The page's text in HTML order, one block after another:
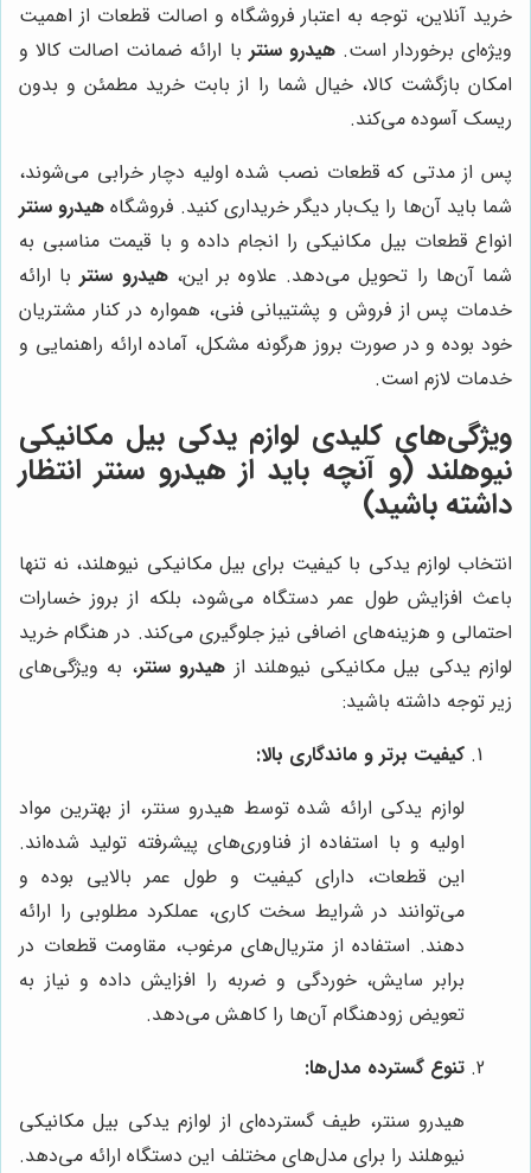
خرید آنلاین، توجه به اعتبار فروشگاه و اصالت قطعات از اهمیت
ویژه‌ای برخوردار است.هیدرو سنتر با ارائه ضمانت اصالت کالا و
امکان بازگشت کالا، خیال شما را از بابت خرید مطمئن و بدون
ریسک آسوده می‌کند.
پس از مدتی که قطعات نصب شده اولیه دچار خرابی می‌شوند،
شما باید آن‌ها را یک‌بار دیگر خریداری کنید. فروشگاه هیدرو سنتر
انواع قطعات بیل مکانیکی را انجام داده و با قیمت مناسبی به
شما آن‌ها را تحویل می‌دهد. علاوه بر این،هیدرو سنتربا ارائه
خدمات پس از فروش و پشتیبانی فنی، همواره در کنار مشتریان
خود بوده و در صورت بروز هرگونه مشکل، آماده ارائه راهنمایی و
خدمات لازم است.
ویژگی‌های کلیدی لوازم یدکی بیل مکانیکی
نیوهلند (و آنچه باید از هیدرو سنتر انتظار
داشته باشید)
انتخاب لوازم یدکی با کیفیت برای بیل مکانیکی نیوهلند، نه تنها
باعث افزایش طول عمر دستگاه می‌شود، بلکه از بروز خسارات
احتمالی و هزینه‌های اضافی نیز جلوگیری می‌کند. در هنگام خرید
لوازم یدکی بیل مکانیکی نیوهلند از هیدرو سنتر، به ویژگی‌های
زیر توجه داشته باشید:
کیفیت برتر و ماندگاری بالا:
لوازم یدکی ارائه شده توسط هیدرو سنتر، از بهترین مواد
اولیه و با استفاده از فناوری‌های پیشرفته تولید شده‌اند.
این قطعات، دارای کیفیت و طول عمر بالایی بوده و
می‌توانند در شرایط سخت کاری، عملکرد مطلوبی را ارائه
دهند. استفاده از متریال‌های مرغوب، مقاومت قطعات در
برابر سایش، خوردگی و ضربه را افزایش داده و نیاز به
تعویض زودهنگام آن‌ها را کاهش می‌دهد.
تنوع گسترده مدل‌ها:
هیدرو سنتر، طیف گسترده‌ای از لوازم یدکی بیل مکانیکی
نیوهلند را برای مدل‌های مختلف این دستگاه ارائه می‌دهد.